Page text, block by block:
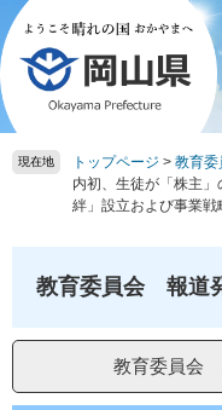
ペ
ー
ジ
の
先
頭
メ
ニ
ュ
ー
を
飛
現在地 トップページ > 教育
内初、生徒が「株主
絆」設立および事業
教育委員会 報道
教育委員会